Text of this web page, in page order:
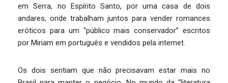
em Serra, no Espírito Santo, por uma casa de dois
andares, onde trabalham juntos para vender romances
eróticos para um “público mais conservador” escritos
por Miriam em português e vendidos pela internet.
Os dois sentiam que não precisavam estar mais no